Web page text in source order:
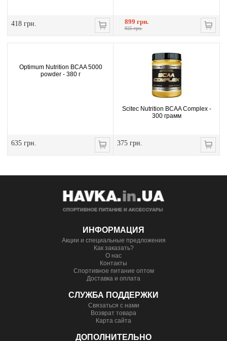
418 грн. 899 грн.
925 грн.
Optimum Nutrition BCAA 5000
powder - 380 г
635 грн.
Scitec Nutrition BCAA Complex -
300 грамм
375 грн.
ИНФОРМАЦИЯ
Акции и специальные предложения
Как заказать?
О нас
Контакты
Спортивное питание оптом
Доставка и оплата
СЛУЖБА ПОДДЕРЖКИ
Связаться с нами
Возврат товара
Карта сайта
ДОПОЛНИТЕЛЬНО